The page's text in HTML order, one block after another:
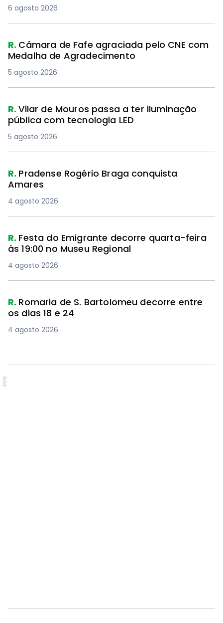
6 agosto 2026
R. Câmara de Fafe agraciada pelo CNE com
Medalha de Agradecimento
5 agosto 2026
R.Vilar de Mouros passa a ter iluminação
pública com tecnologia LED
5 agosto 2026
R. Pradense Rogério Braga conquista
Amares
4 agosto 2026
R. Festa do Emigrante decorre quarta-feira
às 19:00 no Museu Regional
4 agosto 2026
R. Romaria de S. Bartolomeu decorre entre
os dias 18 e 24
4 agosto 2026
PUB.